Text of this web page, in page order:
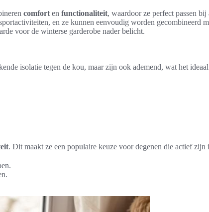
comfort en functionaliteit, waardoor ze perfect passen bij
en ze kunnen eenvoudig worden gecombineerd
voor de winterse garderobe nader belicht.
isolatie tegen de kou, maar zijn ook ademend, wat het
. Dit maakt ze een populaire keuze voor degenen die actief zijn